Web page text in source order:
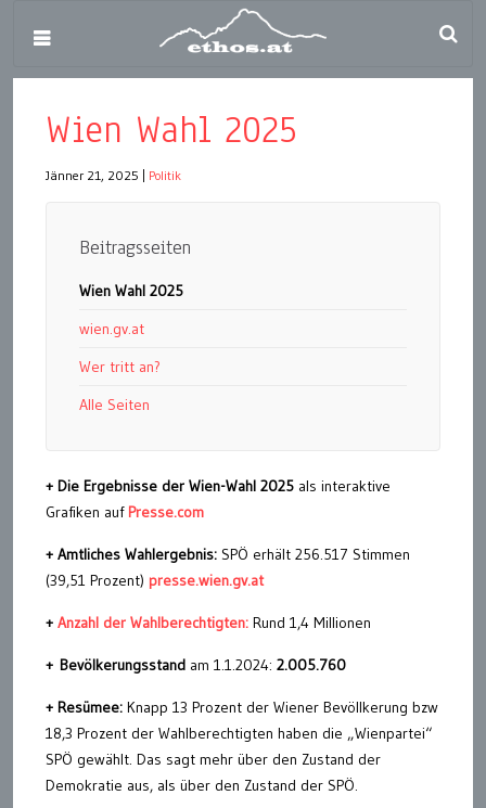
Wien Wahl 2025
Jänner 21, 2025 Politik
Beitragsseiten
Wien Wahl 2025
wien.gv.at
Wer tritt an?
Alle Seiten
+ Die Ergebnisse der Wien-Wahl 2025 als interaktive
Grafiken auf Presse.com
+ Amtliches Wahlergebnis: SPÖ erhält 256.517 Stimmen
(39,51 Prozent) presse.wien.gv.at
+ Anzahl der Wahlberechtigten: Rund 1,4 Millionen
+ Bevölkerungsstand am 1.1.2024: 2.005.760
+ Resümee: Knapp 13 Prozent der Wiener Bevöllkerung bzw
18,3 Prozent der Wahlberechtigten haben die „Wienpartei“
SPÖ gewählt. Das sagt mehr über den Zustand der
Demokratie aus, als über den Zustand der SPÖ.